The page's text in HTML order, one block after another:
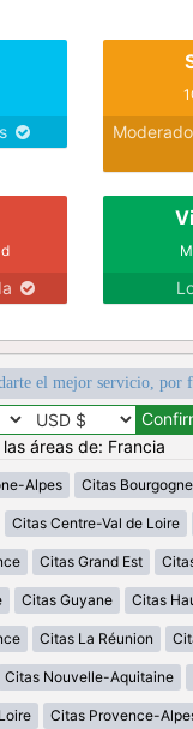
el mejor servicio, por
áreas de: Francia
Alpes Citas
Citas Centre-Val de Loire
Citas Grand Est
Citas Guyane Citas
Citas La Réunion
Citas Nouvelle-Aquitaine
Citas Provence-